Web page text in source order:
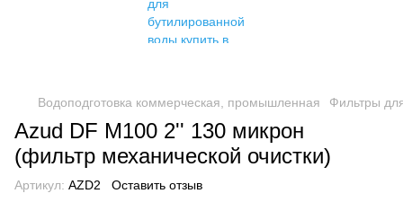
Водоподготовка коммерческая, промышленная Фильтры
Azud DF M100 2'' 130 микрон
(фильтр механической очистки)
Артикул: AZD2 Оставить отзыв